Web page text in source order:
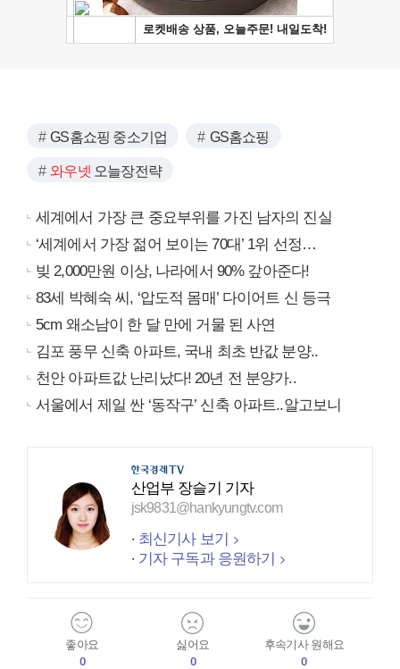
GS홈쇼핑 중소기업 GS홈쇼핑
와우넷 오늘장전략
세계에서 가장 큰 중요부위를 가진 남자의 진실
‘세계에서 가장 젊어 보이는 70대’ 1위 선정…
빚 2,000만원 이상, 나라에서 90% 갚아준다!
83세 박혜숙 씨, ‘압도적 몸매’ 다이어트 신 등극
5cm 왜소남이 한 달 만에 거물 된 사연
김포 풍무 신축 아파트, 국내 최초 반값 분양..
천안 아파트값 난리났다! 20년 전 분양가..
서울에서 제일 싼 ‘동작구’ 신축 아파트..알고보니
산업부 장슬기 기자
jsk9831@hankyungtv.com
최신기사 보기
기자 구독과 응원하기
좋아요
0
싫어요
0
후속기사 원해요
0